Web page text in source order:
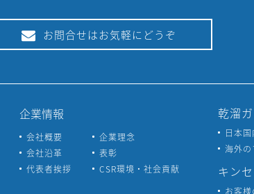
お問合せはお気軽にどうぞ
企業情報
会社概要
会社沿革
代表者挨拶
企業理念
表彰
CSR環境・社会貢献
乾溜
日本
海外
キン
お客